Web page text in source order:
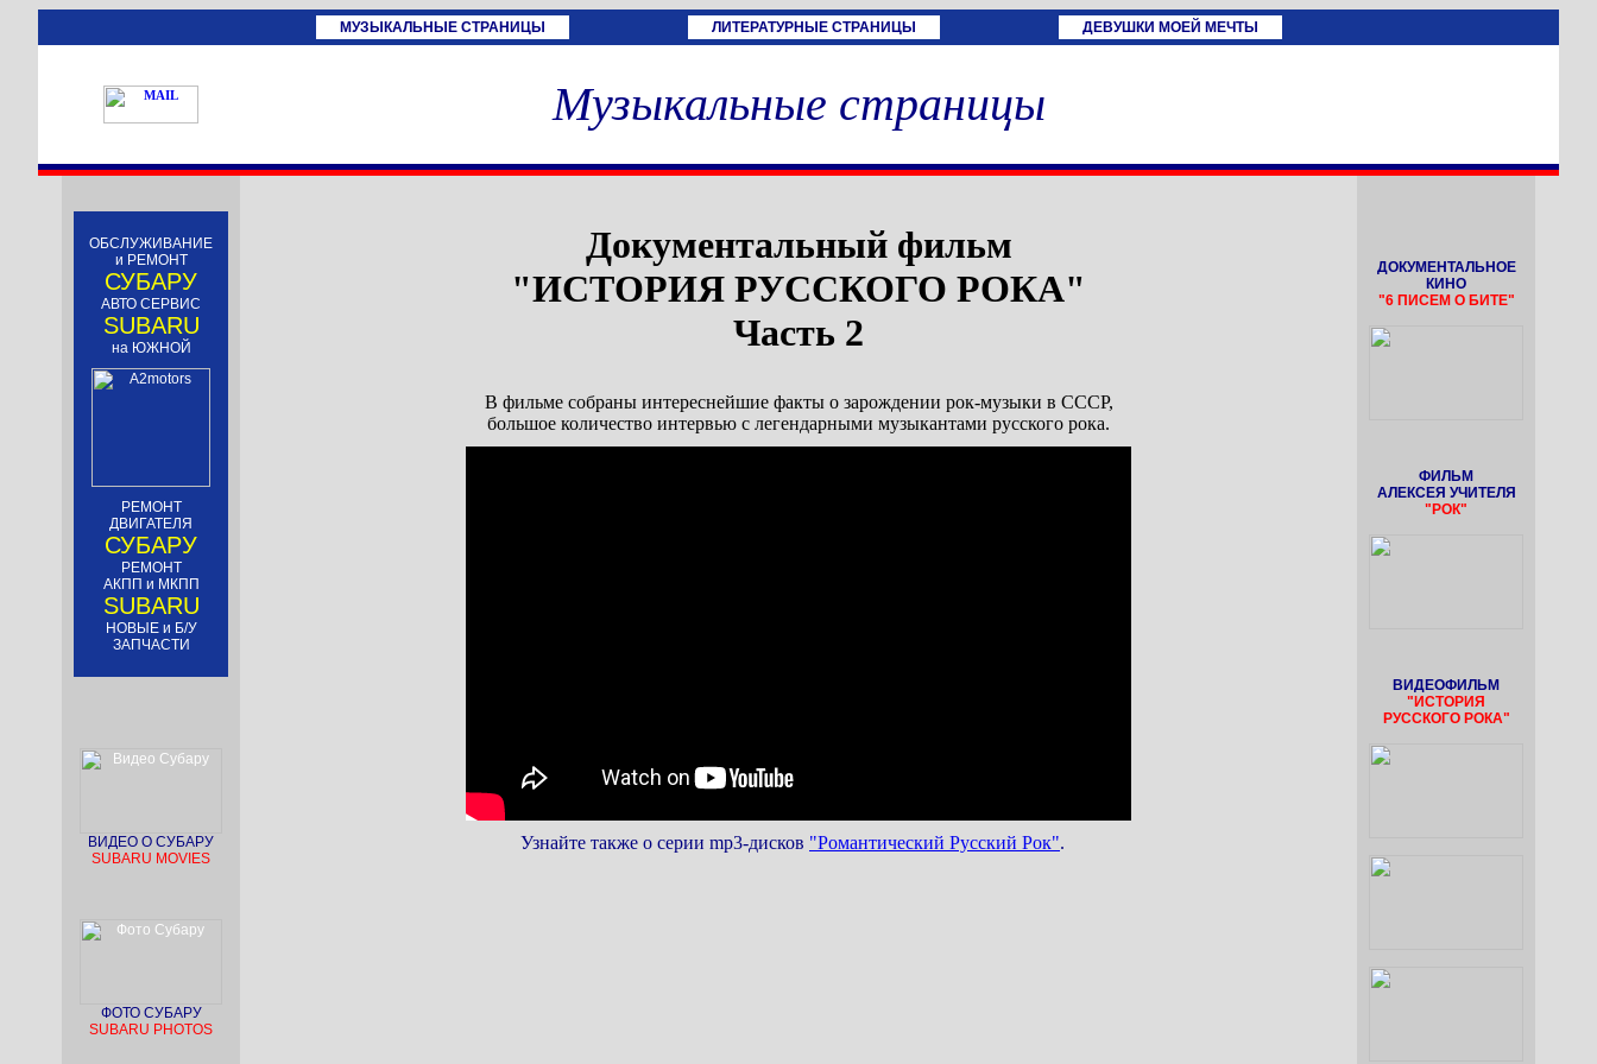
МУЗЫКАЛЬНЫЕ СТРАНИЦЫ ЛИТЕРАТУРНЫЕ СТРАНИЦЫ ДЕВУШКИ МОЕЙ МЕЧТЫ
Музыкальные страницы
ОБСЛУЖИВАНИЕ
и РЕМОНТ
СУБАРУ
АВТО СЕРВИС
SUBARU
на ЮЖНОЙ
РЕМОНТ
ДВИГАТЕЛЯ
СУБАРУ
РЕМОНТ
АКПП и МКПП
SUBARU
НОВЫЕ и Б/У
ЗАПЧАСТИ
ВИДЕО О СУБАРУ
SUBARU MOVIES
ФОТО СУБАРУ
SUBARU PHOTOS
Документальный фильм
"ИСТОРИЯ РУССКОГО РОКА"
Часть 2
В фильме собраны интереснейшие факты о зарождении рок-музыки в СССР,
большое количество интервью с легендарными музыкантами русского рока.
Узнайте также о серии mp3-дисков "Романтический Русский Рок".
ДОКУМЕНТАЛЬНОЕ
КИНО
"6 ПИСЕМ О БИТЕ"
ФИЛЬМ
АЛЕКСЕЯ УЧИТЕЛЯ
"РОК"
ВИДЕОФИЛЬМ
"ИСТОРИЯ
РУССКОГО РОКА"